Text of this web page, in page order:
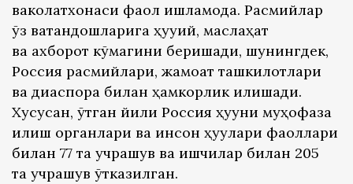
ваколатхонаси фаол ишламоқда. Расмийлар
ўз ватандошларига ҳуқуқий, маслаҳат
ва ахборот кўмагини беришади, шунингдек,
Россия расмийлари, жамоат ташкилотлари
ва диаспора билан ҳамкорлик қилишади.
Хусусан, ўтган йили Россия ҳуқуқни муҳофаза
қилиш органлари ва инсон ҳуқуқлари фаоллари
билан 77 та учрашув ва ишчилар билан 205
та учрашув ўтказилган.